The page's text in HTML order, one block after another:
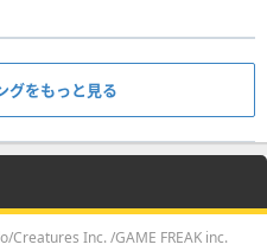
グをもっと見る
Inc. /GAME FREAK inc.